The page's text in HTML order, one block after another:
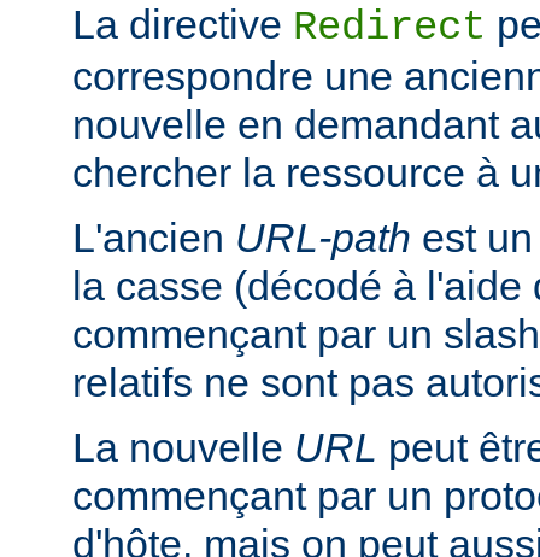
La directive Redirect
correspondre une
nouvelle en demandant
chercher la ressource à
L'ancien URL-path est
la casse (décodé à
commençant par un
relatifs ne sont pas
La nouvelle URL peut
commençant par un
d'hôte, mais on peut